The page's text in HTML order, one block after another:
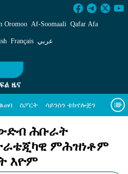
ሕቡራት መንግስትታትን
Oromoo Af‑Soomaali Qafar Afa
Français عربي
ስፖርት ሳይንስን ቴክኖሎጅን
ሕቡራት
ምሕዝነቶም
እዮም